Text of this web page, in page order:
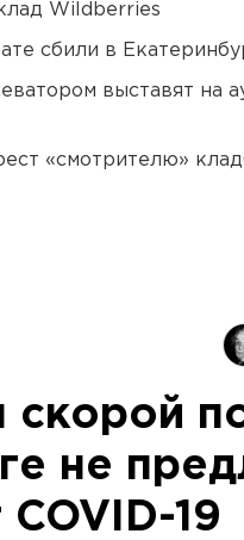
Wildberries
сбили в
выставят на
«смотрителю»
скорой
не
19